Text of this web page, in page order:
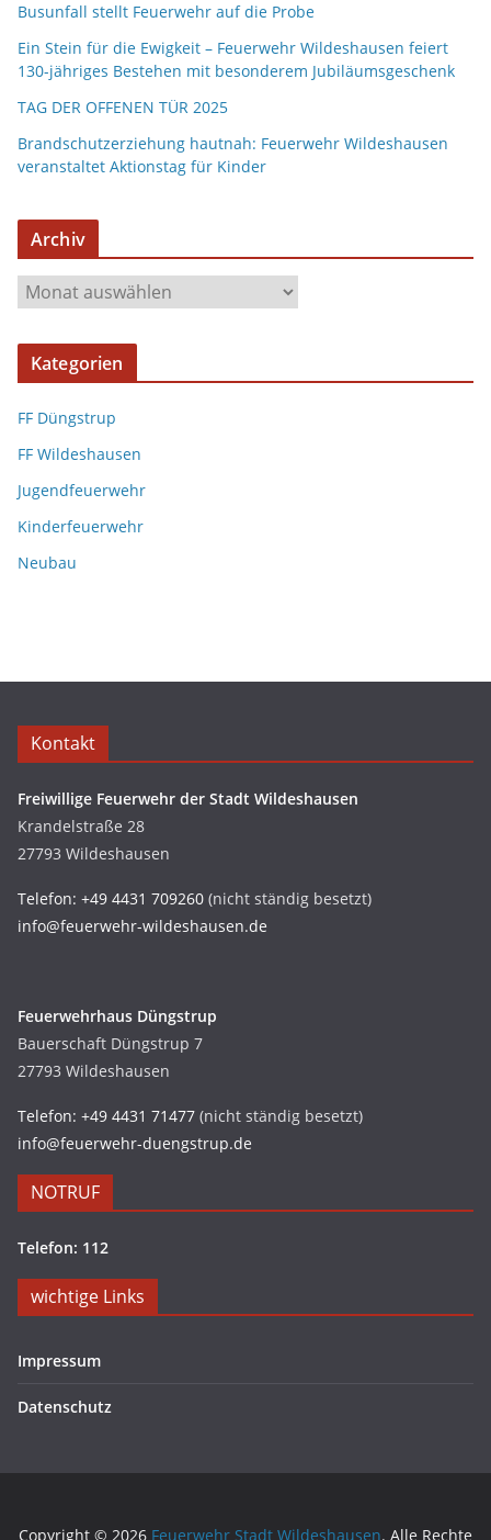
Busunfall stellt Feuerwehr auf die Probe
Ein Stein für die Ewigkeit – Feuerwehr Wildeshausen feiert
130-jähriges Bestehen mit besonderem Jubiläumsgeschenk
TAG DER OFFENEN TÜR 2025
Brandschutzerziehung hautnah: Feuerwehr Wildeshausen
veranstaltet Aktionstag für Kinder
Archiv
r
c
v
Kategorien
FF Düngstrup
FF Wildeshausen
Jugendfeuerwehr
Kinderfeuerwehr
Neubau
Kontakt
Freiwillige Feuerwehr der Stadt Wildeshausen
Krandelstraße 28
27793 Wildeshausen
Telefon: +49 4431 709260 (nicht ständig besetzt)
info@feuerwehr-wildeshausen.de
Feuerwehrhaus Düngstrup
Bauerschaft Düngstrup 7
27793 Wildeshausen
Telefon: +49 4431 71477 (nicht ständig besetzt)
info@feuerwehr-duengstrup.de
NOTRUF
Telefon: 112
wichtige Links
Impressum
Datenschutz
Copyright © 2026 Feuerwehr Stadt Wildeshausen. Alle Rechte